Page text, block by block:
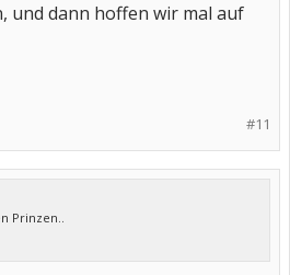
und dann hoffen wir mal auf
#11
Prinzen..